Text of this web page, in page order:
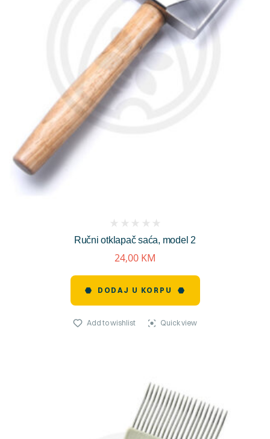
Ručni otklapač saća, model 2
reviews)
24,00 KM
DODAJ U KORPU
Add to wishlist Quick view